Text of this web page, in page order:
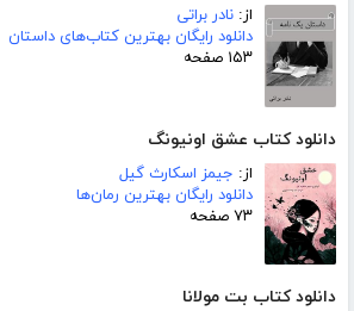
از: نادر براتی
دانلود رایگان بهترین کتاب‌های داستان
۱۵۳ صفحه
دانلود کتاب عشق اونیونگ
از: جیمز اسکارث گیل
دانلود رایگان بهترین رمان‌ها
۷۳ صفحه
دانلود کتاب بت مولانا